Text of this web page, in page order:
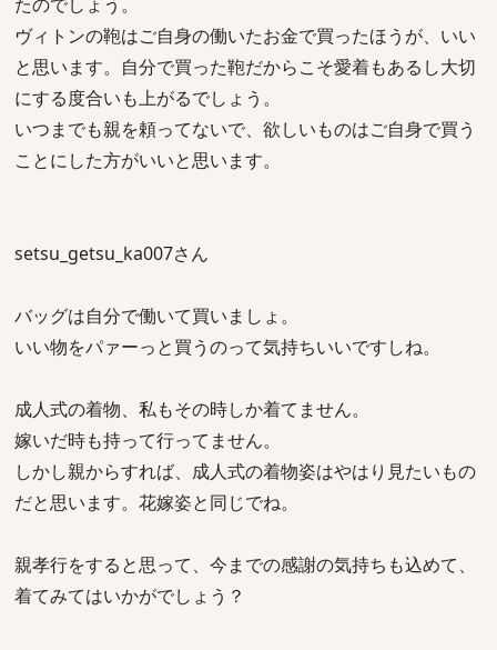
ヴィトンの鞄はご自身の働いたお金で買ったほうが、いい
と思います。自分で買った鞄だからこそ愛着もあるし大切
にする度合いも上がるでしょう。
いつまでも親を頼ってないで、欲しいものはご自身で買う
ことにした方がいいと思います。
setsu_getsu_ka007さん
バッグは自分で働いて買いましょ。
いい物をパァーっと買うのって気持ちいいですしね。
成人式の着物、私もその時しか着てません。
嫁いだ時も持って行ってません。
しかし親からすれば、成人式の着物姿はやはり見たいもの
だと思います。花嫁姿と同じでね。
親孝行をすると思って、今までの感謝の気持ちも込めて、
着てみてはいかがでしょう？